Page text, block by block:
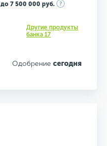
до 7 500 000 руб.
Другие продукты
банка 17
Одобрение сегодня